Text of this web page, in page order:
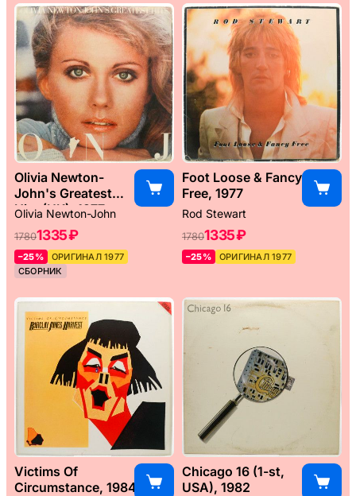
Olivia Newton-
John's Greatest
Hits (UK), 1977
Olivia Newton-John
17801335 ₽
–25%
ОРИГИНАЛ 1977
СБОРНИК
Foot Loose & Fancy
Free, 1977
Rod Stewart
17801335 ₽
–25% ОРИГИНАЛ 1977
Victims Of
Circumstance, 1984
Chicago 16 (1-st,
USA), 1982